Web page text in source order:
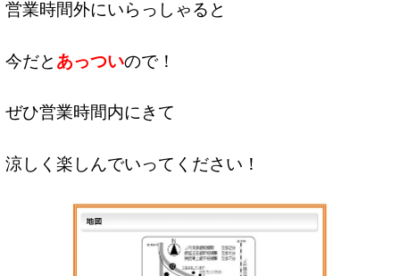
営業時間外にいらっしゃると
今だと あっついので！
ぜひ営業時間内にきて
涼しく楽しんでいってください！